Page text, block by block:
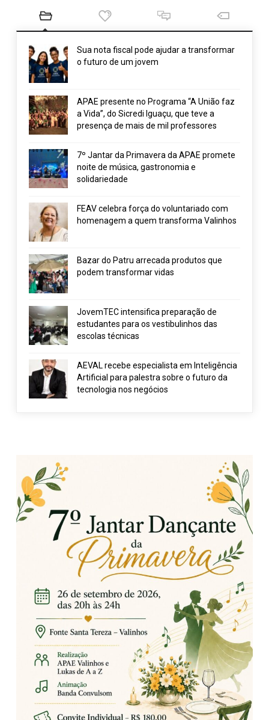
Sua nota fiscal pode ajudar a transformar
o futuro de um jovem
APAE presente no Programa “A União faz
a Vida”, do Sicredi Iguaçu, que teve a
presença de mais de mil professores
7º Jantar da Primavera da APAE promete
noite de música, gastronomia e
solidariedade
FEAV celebra força do voluntariado com
homenagem a quem transforma Valinhos
Bazar do Patru arrecada produtos que
podem transformar vidas
JovemTEC intensifica preparação de
estudantes para os vestibulinhos das
escolas técnicas
AEVAL recebe especialista em Inteligência
Artificial para palestra sobre o futuro da
tecnologia nos negócios